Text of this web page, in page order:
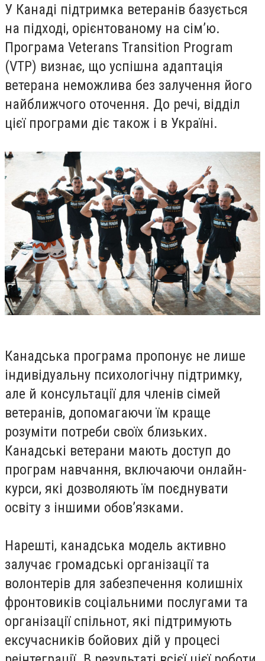
У Канаді підтримка ветеранів базується
на підході, орієнтованому на сім’ю.
Програма Veterans Transition Program
(VTP) визнає, що успішна адаптація
ветерана неможлива без залучення його
найближчого оточення. До речі, відділ
цієї програми діє також і в Україні.
Канадська програма пропонує не лише
індивідуальну психологічну підтримку,
але й консультації для членів сімей
ветеранів, допомагаючи їм краще
розуміти потреби своїх близьких.
Канадські ветерани мають доступ до
програм навчання, включаючи онлайн-
курси, які дозволяють їм поєднувати
освіту з іншими обов’язками.
Нарешті, канадська модель активно
залучає громадські організації та
волонтерів для забезпечення колишніх
фронтовиків соціальними послугами та
організації спільнот, які підтримують
ексучасників бойових дій у процесі